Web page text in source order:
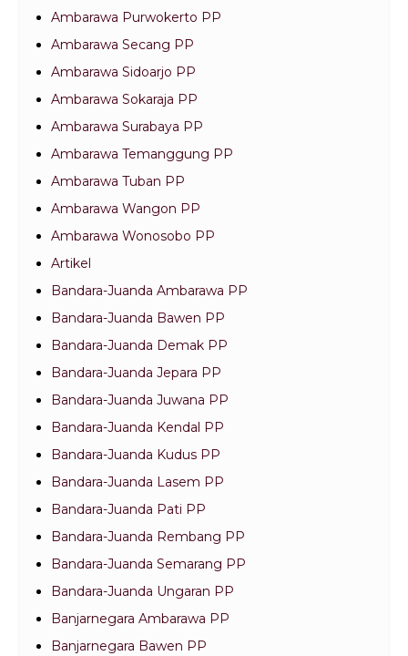
Ambarawa Purwokerto PP
Ambarawa Secang PP
Ambarawa Sidoarjo PP
Ambarawa Sokaraja PP
Ambarawa Surabaya PP
Ambarawa Temanggung PP
Ambarawa Tuban PP
Ambarawa Wangon PP
Ambarawa Wonosobo PP
Artikel
Bandara-Juanda Ambarawa PP
Bandara-Juanda Bawen PP
Bandara-Juanda Demak PP
Bandara-Juanda Jepara PP
Bandara-Juanda Juwana PP
Bandara-Juanda Kendal PP
Bandara-Juanda Kudus PP
Bandara-Juanda Lasem PP
Bandara-Juanda Pati PP
Bandara-Juanda Rembang PP
Bandara-Juanda Semarang PP
Bandara-Juanda Ungaran PP
Banjarnegara Ambarawa PP
Banjarnegara Bawen PP